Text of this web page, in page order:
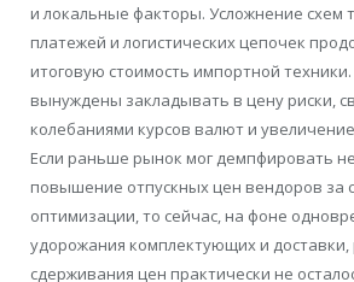
и локальные факторы. Усложнение схем
платежей и логистических цепочек
итоговую стоимость импортной
вынуждены закладывать в цену риски,
колебаниями курсов валют и
Если раньше рынок мог демпфировать
повышение отпускных цен вендоров за
оптимизации, то сейчас, на фоне
удорожания комплектующих и доставки,
сдерживания цен практически не